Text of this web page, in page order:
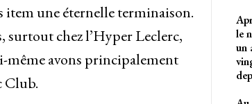
item une éternelle terminaison.
surtout chez l’Hyper Leclerc,
même avons principalement
Club.
le
un